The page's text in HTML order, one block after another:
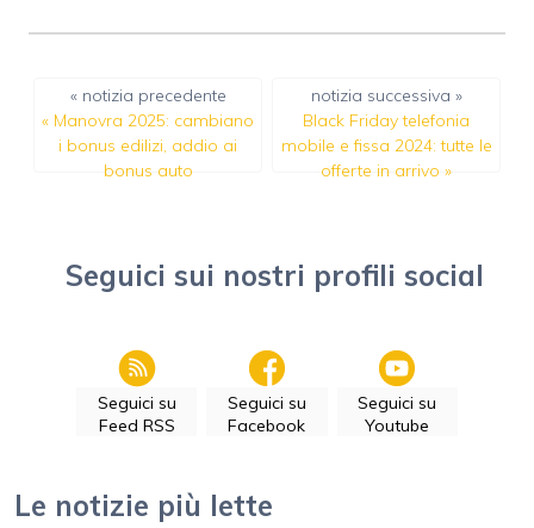
« notizia precedente
« Manovra 2025: cambiano
i bonus edilizi, addio ai
bonus auto
notizia successiva »
Black Friday telefonia
mobile e fissa 2024: tutte le
offerte in arrivo »
Seguici sui nostri profili social
Seguici su
Feed RSS
Seguici su
Facebook
Seguici su
Youtube
Le notizie più lette